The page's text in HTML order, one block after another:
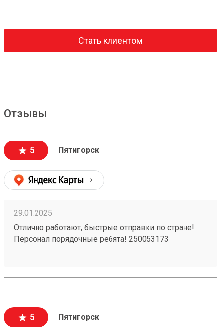
Стать клиентом
Отзывы
5 Пятигорск
29.01.2025
Отлично работают, быстрые отправки по стране!
Персонал порядочные ребята! 250053173
5 Пятигорск